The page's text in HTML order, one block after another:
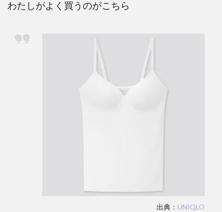
わたしがよく買うのがこちら
出典： UNIQLO